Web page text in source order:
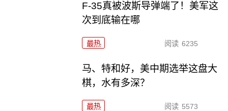
F-35真被波斯导弹端了！美军这
次到底输在哪
最热 阅读 6235
马、特和好，美中期选举这盘大
棋，水有多深？
最热 阅读 5573